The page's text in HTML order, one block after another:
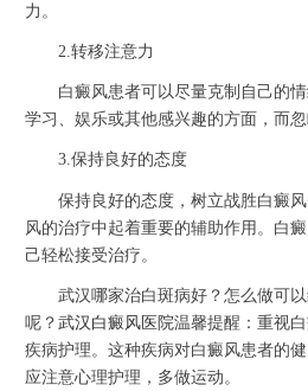
力。
2.转移注意力
白癜风患者可以尽量克制自己的情
学习、娱乐或其他感兴趣的方面，而忽
3.保持良好的态度
保持良好的态度，树立战胜白癜风
风的治疗中起着重要的辅助作用。白
己轻松接受治疗。
武汉哪家治白斑病好？怎么做可以
呢？ 武汉白癜风医院温馨提醒：重视
疾病护理。这种疾病对白癜风患者的
应注意心理护理，多做运动。